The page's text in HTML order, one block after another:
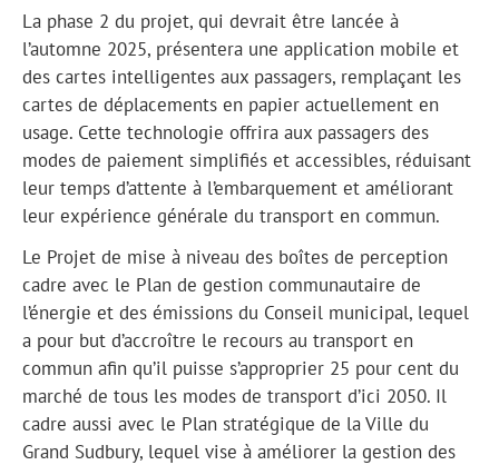
La phase 2 du projet, qui devrait être lancée à
l’automne 2025, présentera une application mobile et
des cartes intelligentes aux passagers, remplaçant les
cartes de déplacements en papier actuellement en
usage. Cette technologie offrira aux passagers des
modes de paiement simplifiés et accessibles, réduisant
leur temps d’attente à l’embarquement et améliorant
leur expérience générale du transport en commun.
Le Projet de mise à niveau des boîtes de perception
cadre avec le Plan de gestion communautaire de
l’énergie et des émissions du Conseil municipal, lequel
a pour but d’accroître le recours au transport en
commun afin qu’il puisse s’approprier 25 pour cent du
marché de tous les modes de transport d’ici 2050. Il
cadre aussi avec le Plan stratégique de la Ville du
Grand Sudbury, lequel vise à améliorer la gestion des